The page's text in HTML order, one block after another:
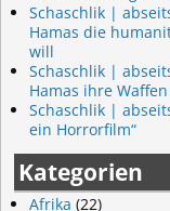
Schaschlik |
Hamas die
will
Schaschlik |
Hamas ihre
Schaschlik |
ein Horrorfilm“
Kategorien
Afrika (22)